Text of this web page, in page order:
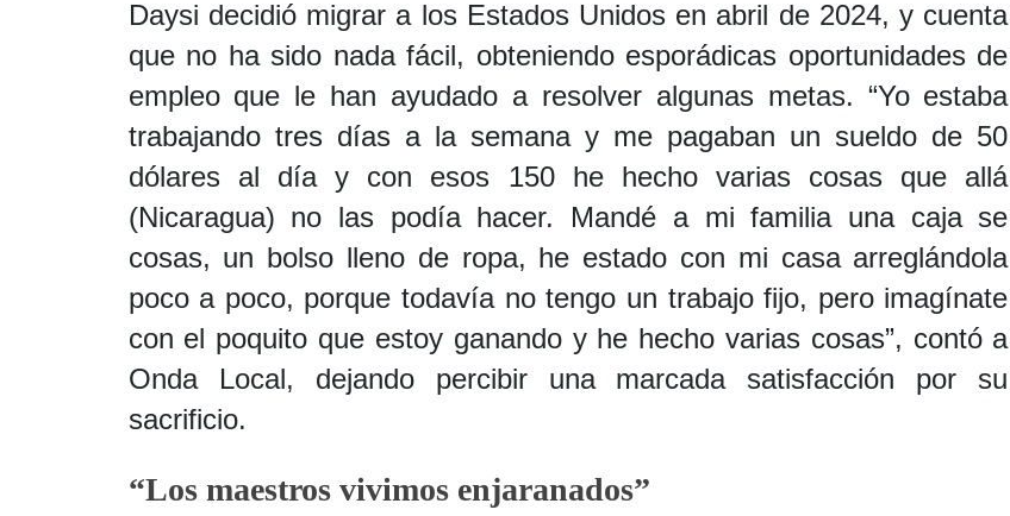
Daysi decidió migrar a los Estados Unidos en abril de 2024, y cuenta
que no ha sido nada fácil, obteniendo esporádicas oportunidades de
empleo que le han ayudado a resolver algunas metas. “Yo estaba
trabajando tres días a la semana y me pagaban un sueldo de 50
dólares al día y con esos 150 he hecho varias cosas que allá
(Nicaragua) no las podía hacer. Mandé a mi familia una caja se
cosas, un bolso lleno de ropa, he estado con mi casa arreglándola
poco a poco, porque todavía no tengo un trabajo fijo, pero imagínate
con el poquito que estoy ganando y he hecho varias cosas”, contó a
Onda Local, dejando percibir una marcada satisfacción por su
sacrificio.
“Los maestros vivimos enjaranados”